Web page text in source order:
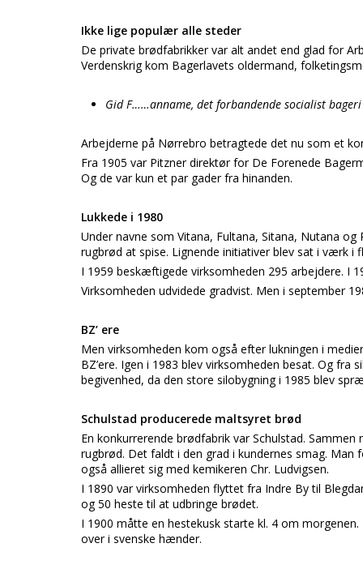
Ikke lige populær alle steder
De private brødfabrikker var alt andet end glad for
Verdenskrig kom Bagerlavets oldermand,
Gid F……anname, det forbandende socialist
Arbejderne på Nørrebro betragtede det nu som et
Fra 1905 var Pitzner direktør for De Forenede
Og de var kun et par gader fra hinanden.
Lukkede i 1980
Under navne som Vitana, Fultana, Sitana, Nutana
rugbrød at spise. Lignende initiativer blev sat i værk i
I 1959 beskæftigede virksomheden 295 arbejdere. I
Virksomheden udvidede gradvist. Men i september
BZ’ ere
Men virksomheden kom også efter lukningen i
BZ’ere. Igen i 1983 blev virksomheden besat. Og
begivenhed, da den store silobygning i 1985 blev
Schulstad producerede maltsyret brød
En konkurrerende brødfabrik var Schulstad.
rugbrød. Det faldt i den grad i kundernes smag.
også allieret sig med kemikeren Chr. Ludvigsen.
I 1890 var virksomheden flyttet fra Indre By til
og 50 heste til at udbringe brødet.
I 1900 måtte en hestekusk starte kl. 4 om
over i svenske hænder.